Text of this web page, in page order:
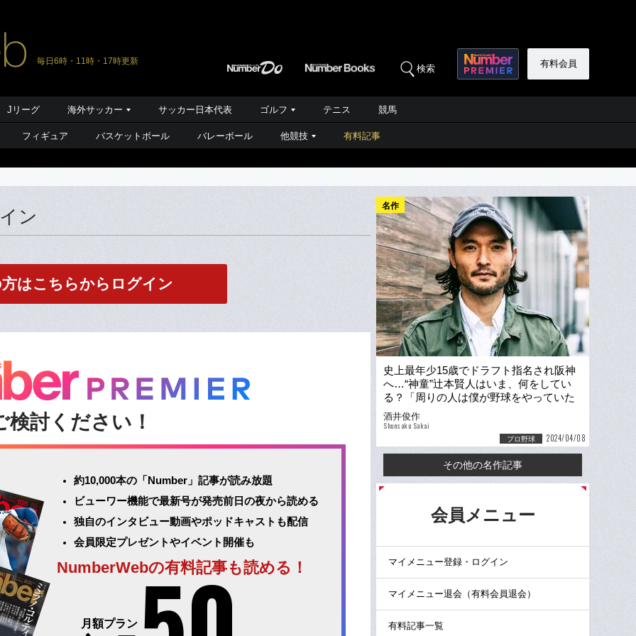
毎日6時・11時・17時更新
検索 有料会員
Jリーグ 海外サッカー サッカー日本代表 ゴルフ テニス 競馬
フィギュア バスケットボール バレーボール 他競技 有料記事
ン
はこちらからログイン
検討ください！
約10,000本の「Number」記事が読み放題
ビューワー機能で最新号が発売前日の夜から読める
独自のインタビュー動画やポッドキャストも配信
会員限定プレゼントやイベント開催も
NumberWebの有料記事も読める！
月額プラン
名作
史上最年少15歳でドラフト指名され阪神
へ…“神童”辻本賢人はいま、何をしてい
る？「周りの人は僕が野球をやっていた
ことを知らない」
酒井俊作
Shunsaku Sakai
プロ野球 2024/04/08
その他の名作記事
会員メニュー
マイメニュー登録・ログイン
マイメニュー退会（有料会員退会）
有料記事一覧